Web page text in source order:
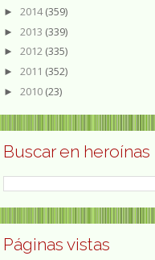
► 2014(359)
► 2013 (339)
► 2012 (335)
► 2011 (352)
► 2010 (23)
Buscar en heroínas
Páginas vistas